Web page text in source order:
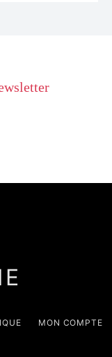
MON COMPTE